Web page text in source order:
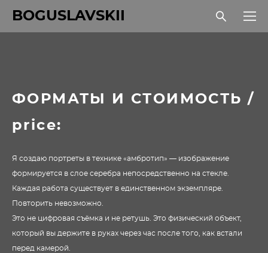
BOGUSLAVSKII
ФОРМАТЫ И СТОИМОСТЬ /
price:
Я создаю портреты в технике «амбротип» — изображение
формируется в слое серебра непосредственно на стекле.
Каждая работа существует в единственном экземпляре.
Повторить невозможно.
Это не цифровая съёмка и не ретушь. Это физический объект,
который вы держите в руках через час после того, как встали
перед камерой.